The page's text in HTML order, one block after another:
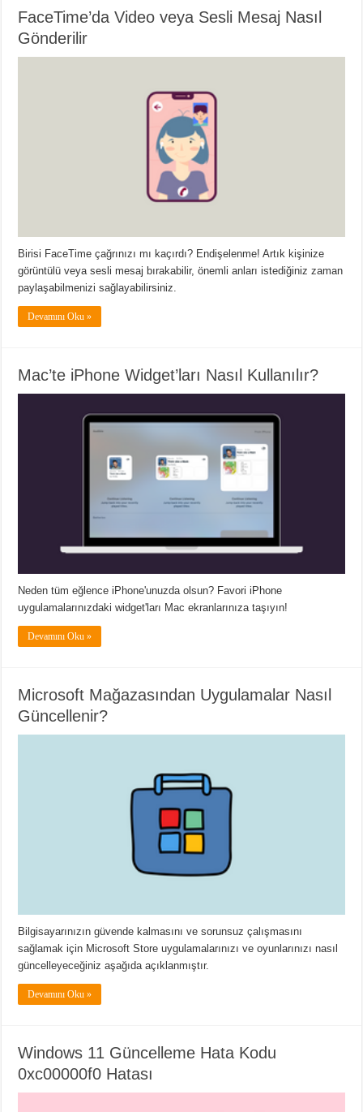
FaceTime’da Video veya Sesli Mesaj Nasıl
Gönderilir
Birisi FaceTime çağrınızı mı kaçırdı? Endişelenme! Artık kişinize
görüntülü veya sesli mesaj bırakabilir, önemli anları istediğiniz zaman
paylaşabilmenizi sağlayabilirsiniz.
Devamını Oku »
Mac’te iPhone Widget’ları Nasıl Kullanılır?
Neden tüm eğlence iPhone'unuzda olsun? Favori iPhone
uygulamalarınızdaki widget'ları Mac ekranlarınıza taşıyın!
Devamını Oku »
Microsoft Mağazasından Uygulamalar Nasıl
Güncellenir?
Bilgisayarınızın güvende kalmasını ve sorunsuz çalışmasını
sağlamak için Microsoft Store uygulamalarınızı ve oyunlarınızı nasıl
güncelleyeceğiniz aşağıda açıklanmıştır.
Devamını Oku »
Windows 11 Güncelleme Hata Kodu
0xc00000f0 Hatası